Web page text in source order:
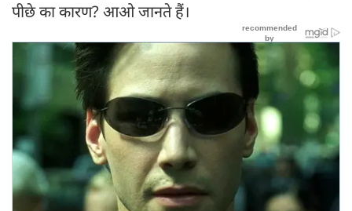
पीछे का कारण? आओ जानते हैं।